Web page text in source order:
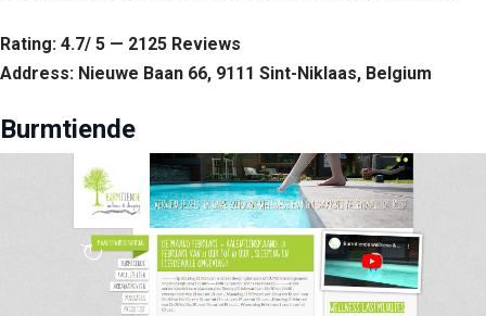
Rating: 4.7/ 5 — 2125 Reviews
Address: Nieuwe Baan 66, 9111 Sint-Niklaas, Belgium
Burmtiende